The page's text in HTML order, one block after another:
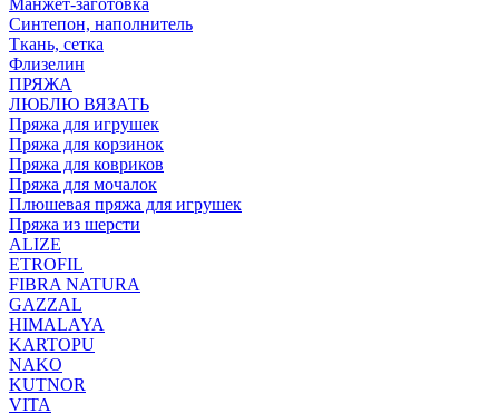
Манжет-заготовка
Синтепон, наполнитель
Ткань, сетка
Флизелин
ПРЯЖА
ЛЮБЛЮ ВЯЗАТЬ
Пряжа для игрушек
Пряжа для корзинок
Пряжа для ковриков
Пряжа для мочалок
Плюшевая пряжа для игрушек
Пряжа из шерсти
ALIZE
ETROFIL
FIBRA NATURA
GAZZAL
HIMALAYA
KARTOPU
NAKO
KUTNOR
VITA